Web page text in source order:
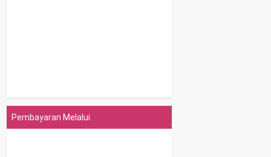
Pembayaran Melalui